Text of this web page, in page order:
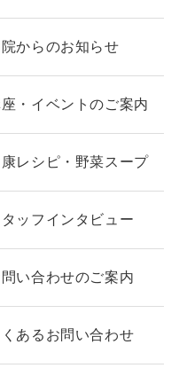
からのお知らせ
・イベントのご案内
レシピ・野菜スープ
タッフインタビュー
い合わせのご案内
くあるお問い合わせ